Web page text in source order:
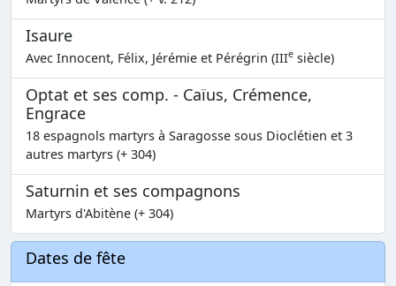
Isaure
Avec Innocent, Félix, Jérémie et Pérégrin (IIIe siècle)
Optat et ses comp. - Caïus, Crémence,
Engrace
18 espagnols martyrs à Saragosse sous Dioclétien et 3
autres martyrs (+ 304)
Saturnin et ses compagnons
Martyrs d'Abitène (+ 304)
Dates de fête